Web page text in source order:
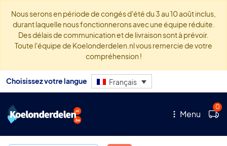
Nous serons en période de congés d'été du 3 au 10 août inclus,
durant laquelle nous fonctionnerons avec une équipe réduite.
Des délais de communication et de livraison sont à prévoir.
Toute l'équipe de Koelonderdelen.nl vous remercie de votre
compréhension !
Choisissez votre langue Français
Menu
0